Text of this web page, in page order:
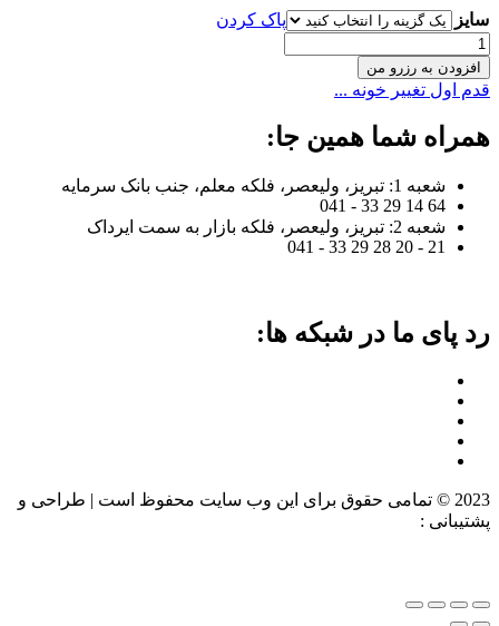
سایز
پاک کردن
اسلب
ST-
051
عدد
افزودن به رزرو من
قدم اول تغییر خونه ...
همراه شما همین جا:
شعبه 1: تبریز، ولیعصر، فلکه معلم، جنب بانک سرمایه
64 14 29 33 - 041
شعبه 2: تبریز، ولیعصر، فلکه بازار به سمت ایرداک
21 - 20 28 29 33 - 041
رد پای ما در شبکه ها:
2023 © تمامی حقوق برای این وب سایت محفوظ است | طراحی و
پشتیبانی :